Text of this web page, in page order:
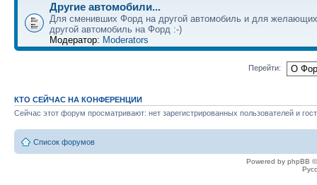
Другие автомобили...
Для сменивших Форд на другой автомобиль и для
другой автомобиль на Форд :-)
Модератор: Moderators
Перейти:
КТО СЕЙЧАС НА КОНФЕРЕНЦИИ
Сейчас этот форум просматривают: нет зарегистрированных пользователей и
Список форумов
Powered by phpBB